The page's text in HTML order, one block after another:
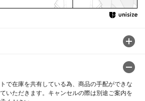
で在庫を共有している為、商品の手配ができな
いただきます。キャンセルの際は別途ご案内を